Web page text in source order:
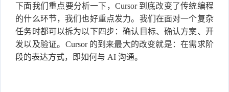
下面我们重点要分析一下，Cursor 到底改变了传统编程
的什么环节，我们也好重点发力。我们在面对一个复杂
任务时都可以拆为以下四步：确认目标、确认方案、开
发以及验证。Cursor 的到来最大的改变就是：在需求阶
段的表达方式，即如何与 AI 沟通。